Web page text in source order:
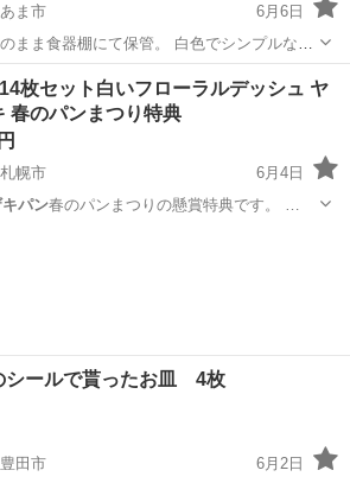
ま市
6月6日
まま食器棚にて保管。 白色でシンプルなデ
枚50円ヤマザキパン
枚セット白いフローラルデッシュ ヤ
春のパンまつり特典
幌市
6月4日
パン 春のパンまつりの懸賞特典です。 …
シールで貰ったお皿 4枚
田市
6月2日